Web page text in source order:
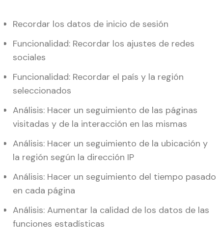
Recordar los datos de inicio de sesión
Funcionalidad: Recordar los ajustes de redes
sociales
Funcionalidad: Recordar el país y la región
seleccionados
Análisis: Hacer un seguimiento de las páginas
visitadas y de la interacción en las mismas
Análisis: Hacer un seguimiento de la ubicación y
la región según la dirección IP
Análisis: Hacer un seguimiento del tiempo pasado
en cada página
Análisis: Aumentar la calidad de los datos de las
funciones estadísticas